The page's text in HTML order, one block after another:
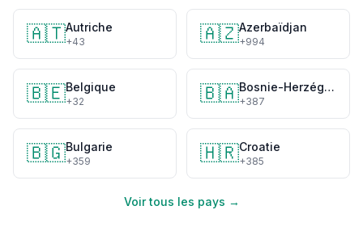
🇦🇹Autriche
+43 🇦🇿Azerbaïdjan
+994
🇧🇪Belgique
+32 🇧🇦 Bosnie-Herzégovine
+387
🇧🇬Bulgarie
+359 🇭🇷Croatie
+385
Voir tous les pays →